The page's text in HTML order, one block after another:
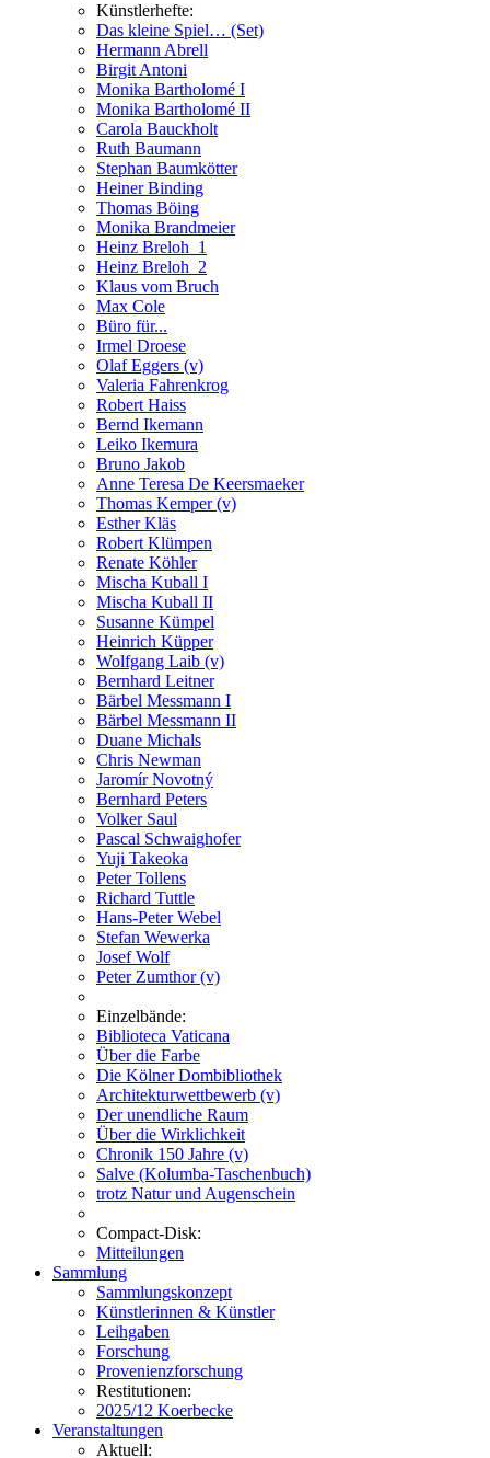
Künstlerhefte:
Das kleine Spiel… (Set)
Hermann Abrell
Birgit Antoni
Monika Bartholomé I
Monika Bartholomé II
Carola Bauckholt
Ruth Baumann
Stephan Baumkötter
Heiner Binding
Thomas Böing
Monika Brandmeier
Heinz Breloh_1
Heinz Breloh_2
Klaus vom Bruch
Max Cole
Büro für...
Irmel Droese
Olaf Eggers (v)
Valeria Fahrenkrog
Robert Haiss
Bernd Ikemann
Leiko Ikemura
Bruno Jakob
Anne Teresa De Keersmaeker
Thomas Kemper (v)
Esther Kläs
Robert Klümpen
Renate Köhler
Mischa Kuball I
Mischa Kuball II
Susanne Kümpel
Heinrich Küpper
Wolfgang Laib (v)
Bernhard Leitner
Bärbel Messmann I
Bärbel Messmann II
Duane Michals
Chris Newman
Jaromír Novotný
Bernhard Peters
Volker Saul
Pascal Schwaighofer
Yuji Takeoka
Peter Tollens
Richard Tuttle
Hans-Peter Webel
Stefan Wewerka
Josef Wolf
Peter Zumthor (v)
Einzelbände:
Biblioteca Vaticana
Über die Farbe
Die Kölner Dombibliothek
Architekturwettbewerb (v)
Der unendliche Raum
Über die Wirklichkeit
Chronik 150 Jahre (v)
Salve (Kolumba-Taschenbuch)
trotz Natur und Augenschein
Compact-Disk:
Mitteilungen
Sammlung
Sammlungskonzept
Künstlerinnen & Künstler
Leihgaben
Forschung
Provenienzforschung
Restitutionen:
2025/12 Koerbecke
Veranstaltungen
Aktuell: